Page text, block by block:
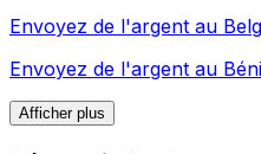
Envoyez de l'argent au
Envoyez de l'argent au
Afficher plus